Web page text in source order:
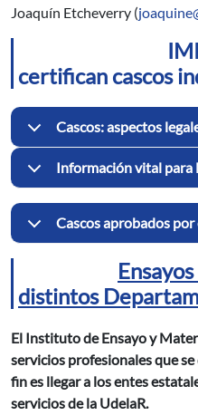
Joaquín Etcheverry (
certifican cascos
Cascos: aspectos
Información vital
Cascos aprobados por
distintos
El Instituto de Ensayo y
servicios profesionales que
fin es llegar a los entes
servicios de la UdelaR.